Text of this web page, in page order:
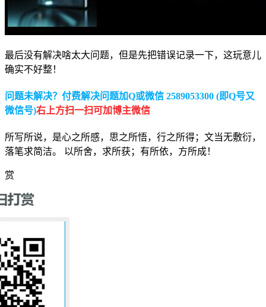
最后没有解决啥太大问题，但是先把错误记录一下，这玩意儿
确实不好整！
问题未解决？付费解决问题加Q或微信 2589053300 (即Q号又
微信号)右上方扫一扫可加博主微信
所写所说，是心之所感，思之所悟，行之所得；文当无敷衍，
落笔求简洁。 以所舍，求所获；有所依，方所成！
赏